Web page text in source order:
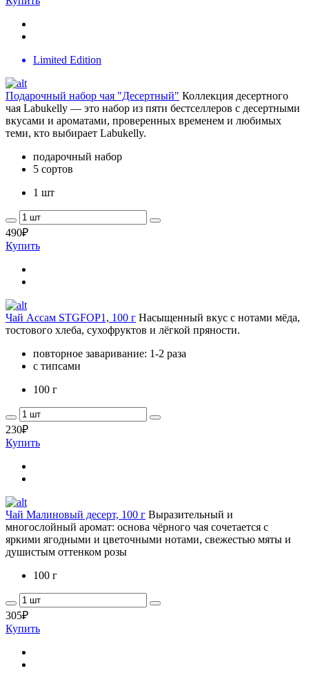
Limited Edition
Подарочный набор чая "Десертный" Коллекция десертного
чая Labukelly — это набор из пяти бестселлеров с десертными
вкусами и ароматами, проверенных временем и любимых
теми, кто выбирает Labukelly.
подарочный набор
5 сортов
1 шт
490₽
Купить
Чай Ассам STGFOP1, 100 г Насыщенный вкус с нотами мёда,
тостового хлеба, сухофруктов и лёгкой пряности.
повторное заваривание: 1-2 раза
с типсами
100 г
230₽
Купить
Чай Малиновый десерт, 100 г Выразительный и
многослойный аромат: основа чёрного чая сочетается с
яркими ягодными и цветочными нотами, свежестью мяты и
душистым оттенком розы
100 г
305₽
Купить